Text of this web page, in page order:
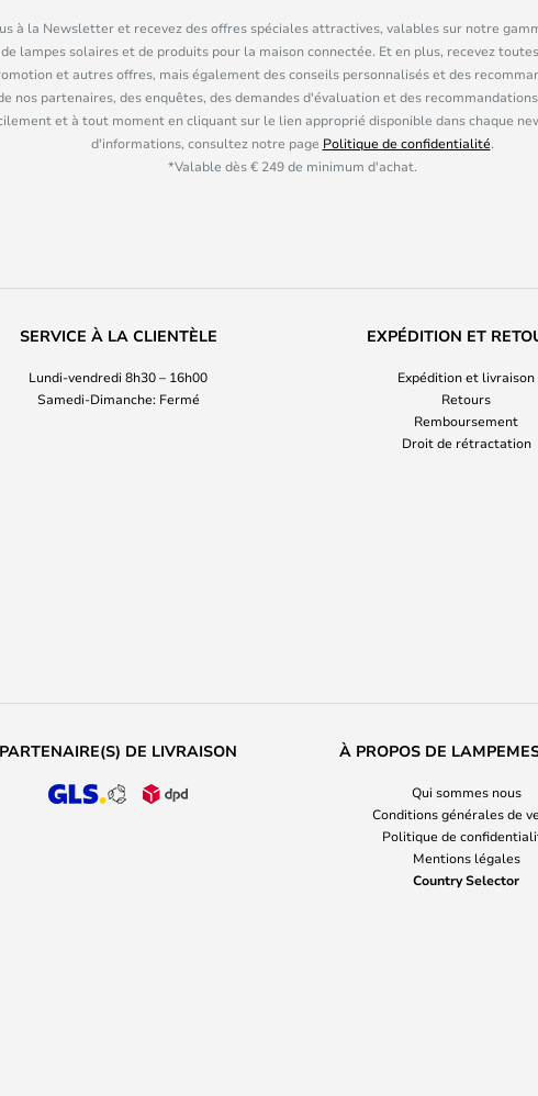
à la Newsletter et recevez des offres spéciales attractives, valables sur notre
lampes solaires et de produits pour la maison connectée. Et en plus, recevez
et autres offres, mais également des conseils personnalisés et des
nos partenaires, des enquêtes, des demandes d'évaluation et des
et à tout moment en cliquant sur le lien approprié disponible dans chaque
d'informations, consultez notre page Politique de confidentialité.
*Valable dès € 249 de minimum d'achat.
SERVICE À LA CLIENTÈLE
Lundi-vendredi 8h30 – 16h00
Samedi-Dimanche: Fermé
EXPÉDITION ET
Expédition et livraison
Retours
Remboursement
Droit de rétractation
PARTENAIRE(S) DE LIVRAISON À PROPOS DE
Qui sommes nous
Conditions générales de
Politique de
Mentions légales
Country Selector